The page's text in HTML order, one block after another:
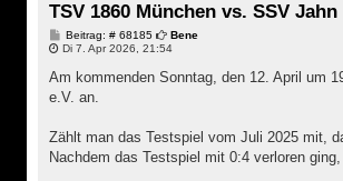
TSV 1860 München vs. SSV
Beitrag: # 68185B
e
t
Bene
Di 7. Apr 2026, 21:54
Am kommenden Sonntag, den 12. April um
e.V. an.
Zählt man das Testspiel vom Juli 2025 mit,
Nachdem das Testspiel mit 0:4 verloren